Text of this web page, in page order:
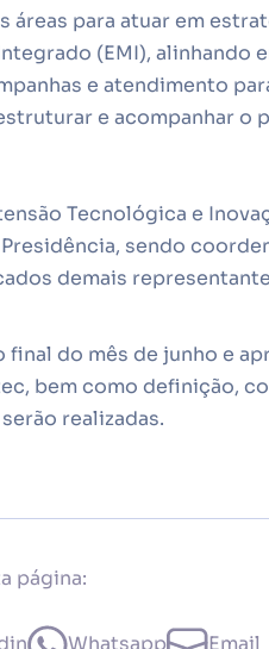
para atuar em
(EMI), alinhando
e atendimento
e acompanhar o
Tecnológica e
sendo
demais
do mês de junho e
bem como definição,
realizadas.
página:
Whatsapp Email